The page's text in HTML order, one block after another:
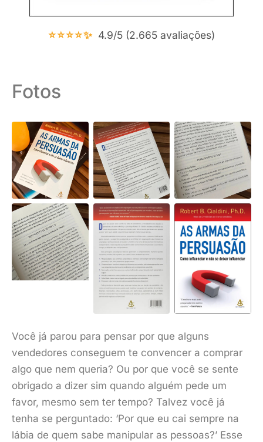
⭐⭐⭐⭐✨ 4.9/5 (2.665 avaliações)
Fotos
Você já parou para pensar por que alguns
vendedores conseguem te convencer a comprar
algo que nem queria? Ou por que você se sente
obrigado a dizer sim quando alguém pede um
favor, mesmo sem ter tempo? Talvez você já
tenha se perguntado: ‘Por que eu cai sempre na
lábia de quem sabe manipular as pessoas?’ Esse